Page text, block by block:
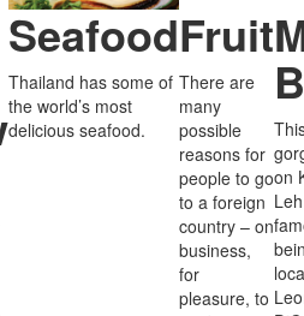
Seafood
Thailand has some of
the world’s most
delicious seafood.
Fruit
There are
many
possible
reasons for
people to go
to a foreign
country – on
business,
for
pleasure, to
on